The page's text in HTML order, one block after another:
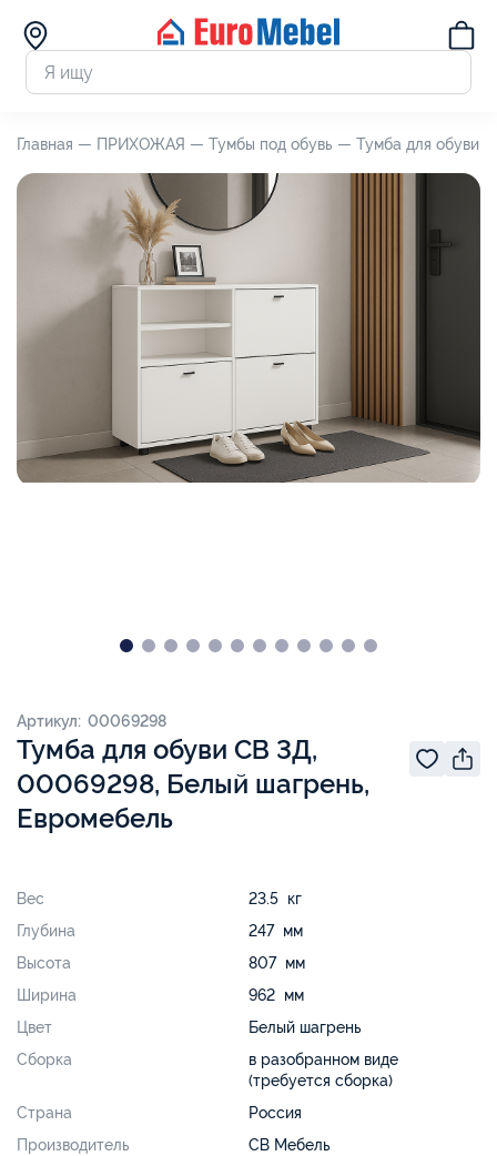
Главная — ПРИХОЖАЯ — Тумбы под обувь — Тумба для обуви
Тумба для обуви СВ 3Д,
00069298, Белый шагрень,
Евромебель
Артикул: 00069298
Вес
23.5 кг
Глубина
247 мм
Высота
807 мм
Ширина
962 мм
Цвет
Белый шагрень
Сборка
в разобранном виде
(требуется сборка)
Страна
Россия
Производитель
СВ Мебель